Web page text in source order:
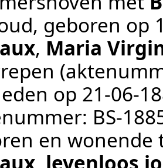
geboren op
, Maria
op
BS-
en wonende